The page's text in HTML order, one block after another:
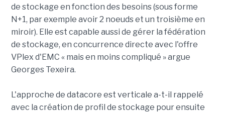
de stockage en fonction des besoins (sous forme
N+1, par exemple avoir 2 noeuds et un troisième en
miroir). Elle est capable aussi de gérer la fédération
de stockage, en concurrence directe avec l'offre
VPlex d'EMC « mais en moins compliqué » argue
Georges Texeira.
L'approche de datacore est verticale a-t-il rappelé
avec la création de profil de stockage pour ensuite